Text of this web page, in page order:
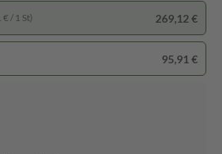
/ 1 St) 269,12 €
95,91 €